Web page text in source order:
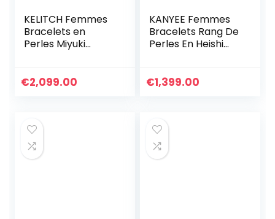
KELITCH Femmes
Bracelets en
Perles Miyuki
Bracelets De Perle
€2,099.00
KANYEE Femmes
Bracelets Rang De
Perles En Heishi
Coquillage Doré
€1,399.00